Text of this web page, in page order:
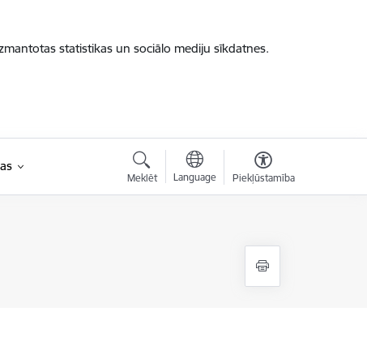
statistikas un sociālo mediju sīkdatnes.
Meklēt Language Piekļūstamība